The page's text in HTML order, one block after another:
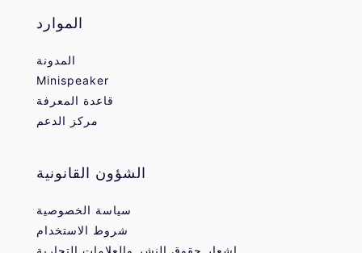
الموارد
المدونة
Minispeaker
قاعدة المعرفة
مركز الدعم
الشؤون القانونية
سياسة الخصوصية
شروط الاستخدام
إشعار حقوق النشر والعلامات التجارية